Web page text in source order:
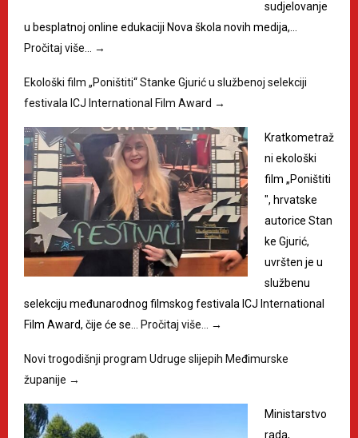
sudjelovanje
u besplatnoj online edukaciji Nova škola novih medija,…
Pročitaj više… →
Ekološki film „Poništiti“ Stanke Gjurić u službenoj selekciji
festivala ICJ International Film Award →
Kratkometraž
ni ekološki
film „Poništiti
", hrvatske
autorice Stan
ke Gjurić,
uvršten je u
službenu
selekciju međunarodnog filmskog festivala ICJ International
Film Award, čije će se… Pročitaj više… →
Novi trogodišnji program Udruge slijepih Međimurske
županije →
Ministarstvo
rada,